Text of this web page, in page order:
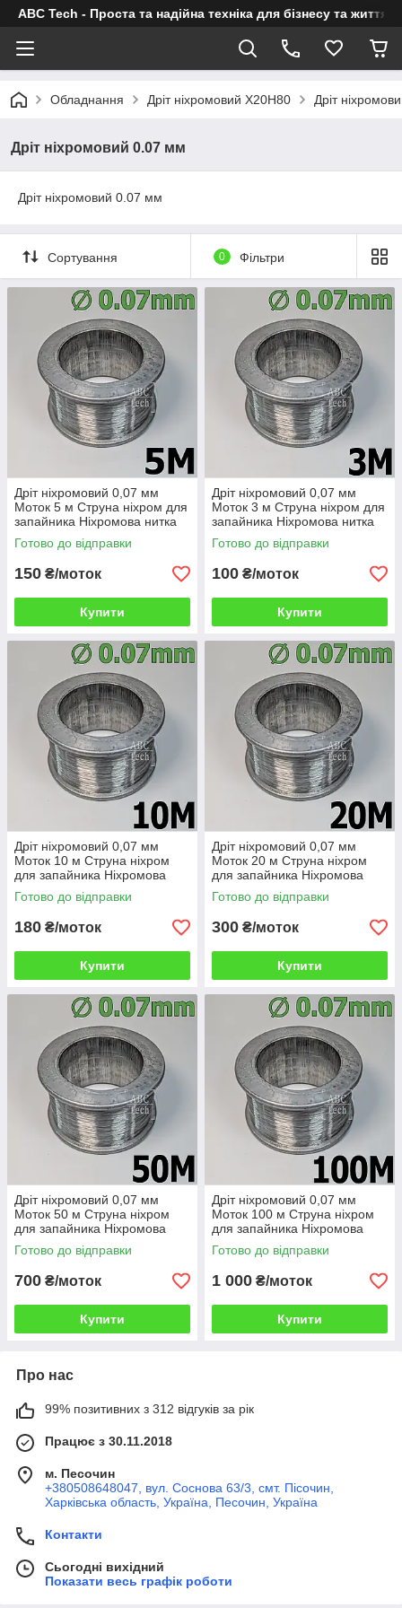
ABC Tech - Проста та надійна техніка для бізнесу та життя
Обладнання Дріт ніхромовий Х20Н80 Дріт
Дріт ніхромовий 0.07 мм
Дріт ніхромовий 0.07 мм
Сортування 0 Фільтри
Дріт ніхромовий 0,07 мм
Моток 5 м Струна ніхром для
запайника Ніхромова нитка
Ніхромова нитка х20н80
Готово до відправки
150 ₴/моток
Купити
Дріт ніхромовий 0,07 мм
Моток 3 м Струна ніхром для
запайника Ніхромова нитка
Ніхромова нитка х20н80
Готово до відправки
100 ₴/моток
Купити
Дріт ніхромовий 0,07 мм
Моток 10 м Струна ніхром
для запайника Ніхромова
нитка Ніхромова нитка
х20н80
Готово до відправки
180 ₴/моток
Купити
Дріт ніхромовий 0,07 мм
Моток 20 м Струна ніхром
для запайника Ніхромова
нитка Ніхромова нитка
х20н80
Готово до відправки
300 ₴/моток
Купити
Дріт ніхромовий 0,07 мм
Моток 50 м Струна ніхром
для запайника Ніхромова
нитка Ніхромова нитка
х20н80
Готово до відправки
700 ₴/моток
Купити
Дріт ніхромовий 0,07 мм
Моток 100 м Струна ніхром
для запайника Ніхромова
нитка Ніхромова нитка
х20н80
Готово до відправки
1 000 ₴/моток
Купити
Про нас
99% позитивних з 312 відгуків за рік
Працює з 30.11.2018
м. Песочин
+380508648047, вул. Соснова 63/3, смт. Пісочин,
Харківська область, Україна, Песочин, Україна
Контакти
Сьогодні вихідний
Показати весь графік роботи